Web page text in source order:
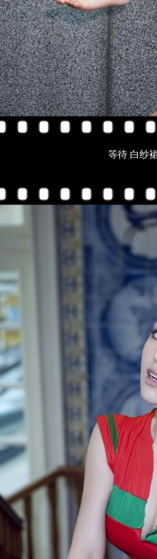
等待 白纱